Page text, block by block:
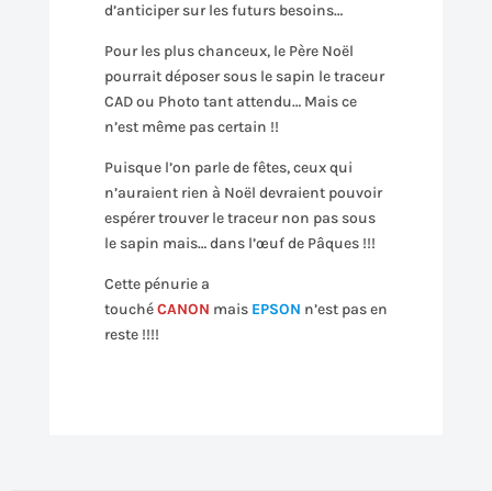
d’anticiper sur les futurs besoins…
Pour les plus chanceux, le Père Noël
pourrait déposer sous le sapin le traceur
CAD ou Photo tant attendu… Mais ce
n’est même pas certain !!
Puisque l’on parle de fêtes, ceux qui
n’auraient rien à Noël devraient pouvoir
espérer trouver le traceur non pas sous
le sapin mais… dans l’œuf de Pâques !!!
Cette pénurie a
touchéCANON mais EPSON n’est pas en
reste !!!!